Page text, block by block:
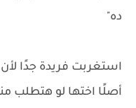
ده"
استغربت فريدة جدًا لأن
أصلًا اختها لو